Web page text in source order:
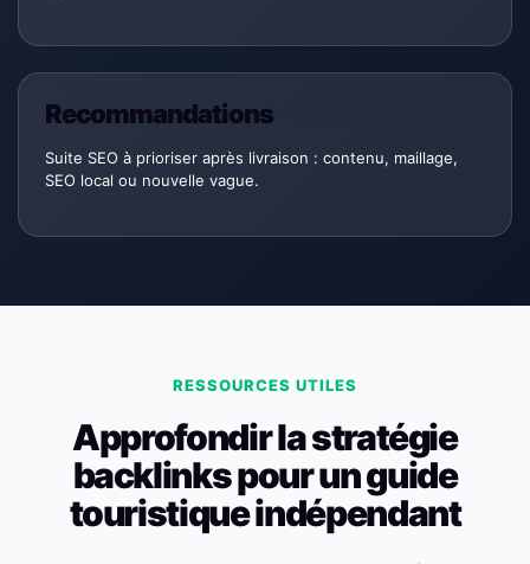
Recommandations
Suite SEO à prioriser après livraison : contenu, maillage,
SEO local ou nouvelle vague.
RESSOURCES UTILES
Approfondir la stratégie
backlinks pour un guide
touristique indépendant